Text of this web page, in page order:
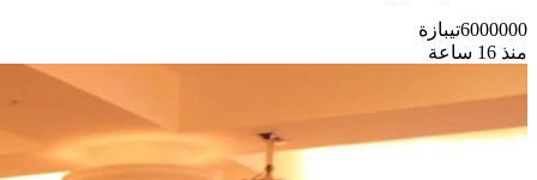
6000000تيبازة
منذ 16 ساعة